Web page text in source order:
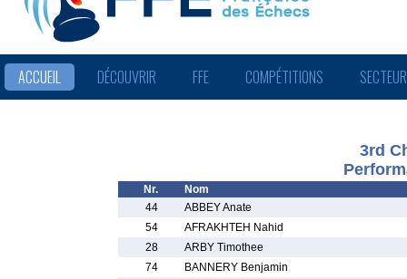
ACCUEIL DÉCOUVRIR FFE COMPÉTITIONS
3rd
Nr.
Nom
44
ABBEY Anate
54
AFRAKHTEH Nahid
28
ARBY Timothee
74
BANNERY Benjamin